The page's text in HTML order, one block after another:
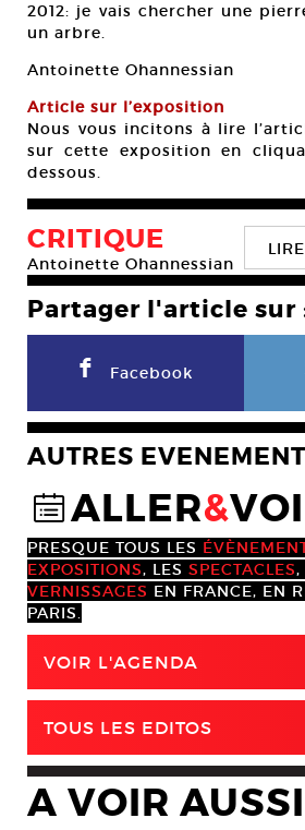
2012: je vais chercher une
un arbre.
Antoinette Ohannessian
Article sur l’exposition
Nous vous incitons à lire
sur cette exposition en
dessous.
CRITIQUE
Antoinette Ohannessian
Partager l'article sur
F Facebook
AUTRES
@ALLER&
PRESQUE TOUS LES
EXPOSITIONS, LES SPECTACLES,
VERNISSAGES EN FRANCE, EN
PARIS.
VOIR L'AGENDA
TOUS LES EDITOS
A VOIR AUSSI